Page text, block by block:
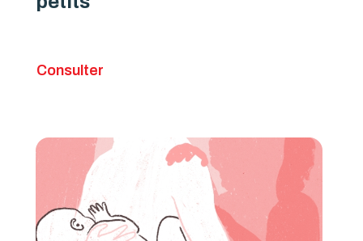
Consulter